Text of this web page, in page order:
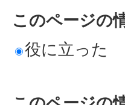
このページの
役に立った